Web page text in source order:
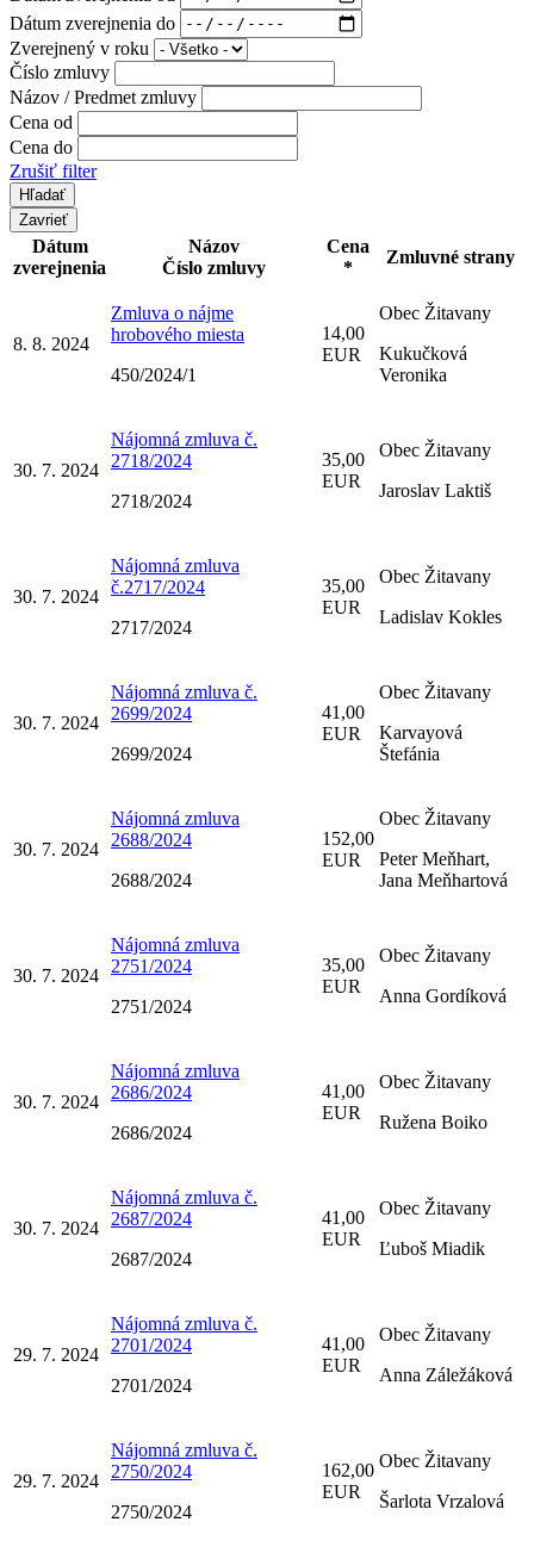
Dátum zverejnenia do
Zverejnený v roku
Číslo zmluvy
Názov / Predmet zmluvy
Cena od
Cena do
Zrušiť filter
Zavrieť
Dátum
zverejnenia
Názov
Číslo zmluvy
Cena
*
Zmluvné strany
8. 8. 2024
Zmluva o nájme
hrobového miesta
450/2024/1
14,00
EUR
Obec Žitavany
Kukučková
Veronika
30. 7. 2024
Nájomná zmluva č.
2718/2024
2718/2024
35,00
EUR
Obec Žitavany
Jaroslav Laktiš
30. 7. 2024
Nájomná zmluva
č.2717/2024
2717/2024
35,00
EUR
Obec Žitavany
Ladislav Kokles
30. 7. 2024
Nájomná zmluva č.
2699/2024
2699/2024
41,00
EUR
Obec Žitavany
Karvayová
Štefánia
30. 7. 2024
Nájomná zmluva
2688/2024
2688/2024
152,00
EUR
Obec Žitavany
Peter Meňhart,
Jana Meňhartová
30. 7. 2024
Nájomná zmluva
2751/2024
2751/2024
35,00
EUR
Obec Žitavany
Anna Gordíková
30. 7. 2024
Nájomná zmluva
2686/2024
2686/2024
41,00
EUR
Obec Žitavany
Ružena Boiko
30. 7. 2024
Nájomná zmluva č.
2687/2024
2687/2024
41,00
EUR
Obec Žitavany
Ľuboš Miadik
29. 7. 2024
Nájomná zmluva č.
2701/2024
2701/2024
41,00
EUR
Obec Žitavany
Anna Záležáková
29. 7. 2024
Nájomná zmluva č.
2750/2024
2750/2024
162,00
EUR
Obec Žitavany
Šarlota Vrzalová